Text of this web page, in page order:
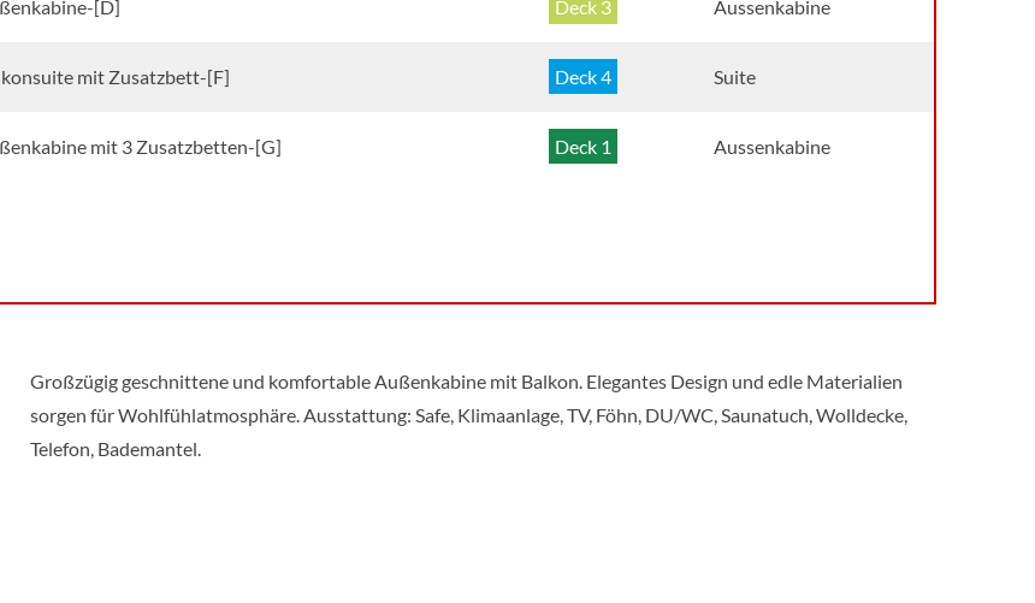
[D] Deck 3 Aussenkabine
mit Zusatzbett-[F] Deck 4 Suite
mit 3 Zusatzbetten-[G] Deck 1 Aussenkabine
Großzügig geschnittene und komfortable Außenkabine mit Balkon. Elegantes Design und edle Materialien
sorgen für Wohlfühlatmosphäre. Ausstattung: Safe, Klimaanlage, TV, Föhn, DU/WC, Saunatuch, Wolldecke,
Telefon, Bademantel.